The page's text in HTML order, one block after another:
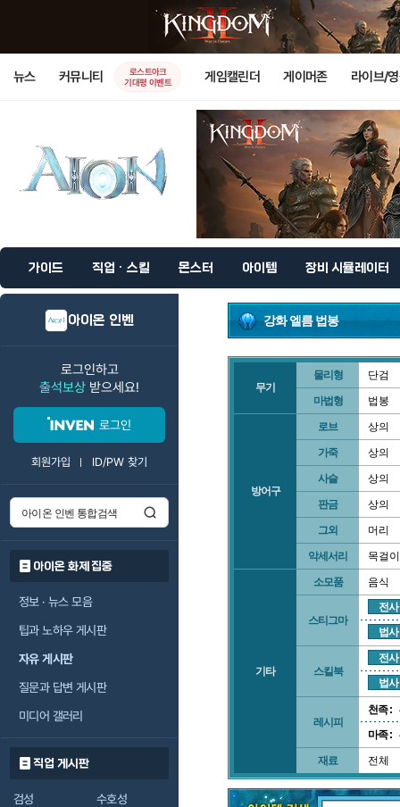
뉴스 커뮤니티
로스트아크
기대평 이벤트
게임캘린더 게이머존 라이브/
가이드 직업 · 스킬 몬스터 아이템 장비 시뮬레이터
아이온 인벤
로그인하고
출석보상 받으세요!
로그인
회원가입 ID/PW 찾기
아이온 화제 집중
정보 · 뉴스 모음
팁과 노하우 게시판
자유 게시판
질문과 답변 게시판
미디어 갤러리
직업 게시판
검성
수호성
강화 엘름 법봉
무기
물리형 단검
마법형 법봉
방어구
로브 상의
가죽 상의
사슬 상의
판금 상의
그외 머리
악세서리 목걸이
기타
소모품 음식
스티그마
전사
법사
스킬북
전사
법사
레시피
천족 :
마족 :
재료 전체